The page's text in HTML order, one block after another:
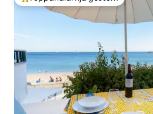
Í mestu uppáhaldi hjá gestum